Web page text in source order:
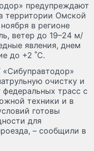
предупреждают
территории Омской
в регионе
ветер до 19–24 м/
явления, днем
до +2 ˚С.
очистку и
трасс с
техники и в
готовы
для
– сообщили в